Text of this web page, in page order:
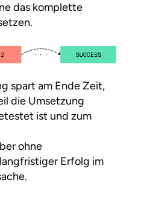
das komplette
spart am Ende Zeit,
die Umsetzung
ist und zum
ohne
Erfolg im